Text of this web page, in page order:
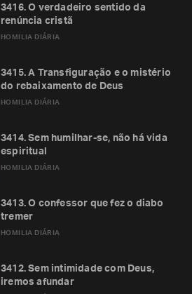
HOMILIA DIÁRIA
3416. O verdadeiro sentido da
renúncia cristã
HOMILIA DIÁRIA
3415. A Transfiguração e o mistério
do rebaixamento de Deus
HOMILIA DIÁRIA
3414. Sem humilhar-se, não há vida
espiritual
HOMILIA DIÁRIA
3413. O confessor que fez o diabo
tremer
3412. Sem intimidade com Deus,
iremos afundar